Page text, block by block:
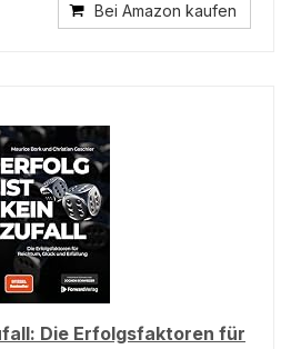
Bei Amazon kaufen
Die Erfolgsfaktoren für